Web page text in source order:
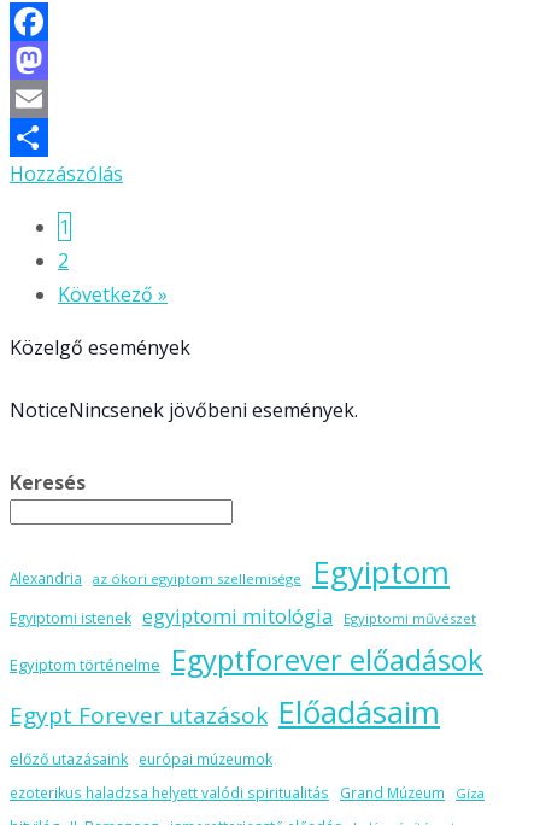
Facebook
Mastodon
Email
Ossza
Hozzászólás
Bejegyzésnavigáció
1
2
Következő »
Közelgő események
NoticeNincsenek jövőbeni események.
Keresés
Alexandria az ókori egyiptom szellemisége Egyiptom
Egyiptomi istenek egyiptomi mitológia Egyiptomi művészet
Egyiptom történelme Egyptforever előadások
Egypt Forever utazások Előadásaim
előző utazásaink
európai múzeumok
ezoterikus haladzsa helyett valódi spiritualitás
Grand Múzeum Gíza